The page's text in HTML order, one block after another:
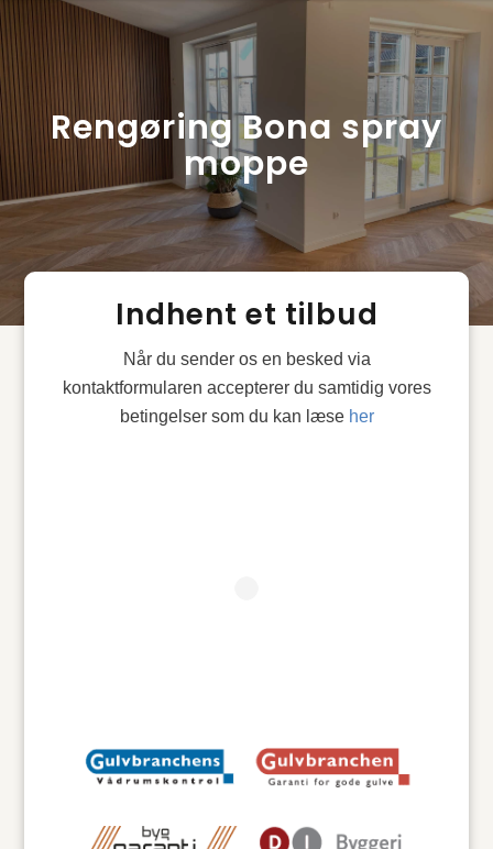
Rengøring Bona spray
moppe
Indhent et tilbud
Når du sender os en besked via
kontaktformularen accepterer du samtidig vores
betingelser som du kan læse her